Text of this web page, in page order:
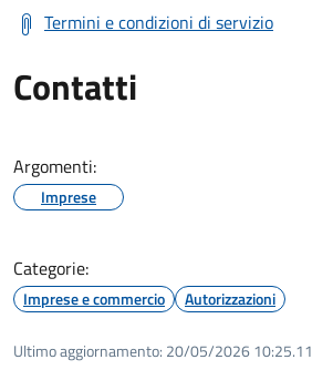
Termini e condizioni di servizio
Contatti
Argomenti:
Imprese
Categorie:
Imprese e commercio Autorizzazioni
Ultimo aggiornamento: 20/05/2026 10:25.11